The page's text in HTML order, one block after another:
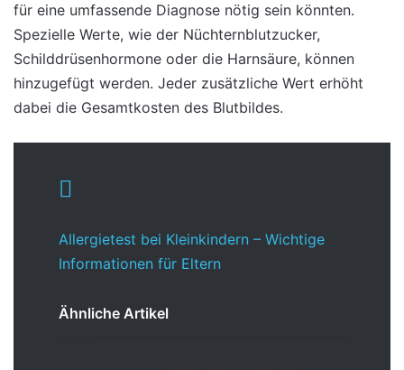
für eine umfassende Diagnose nötig sein könnten.
Spezielle Werte, wie der Nüchternblutzucker,
Schilddrüsenhormone oder die Harnsäure, können
hinzugefügt werden. Jeder zusätzliche Wert erhöht
dabei die Gesamtkosten des Blutbildes.
Allergietest bei Kleinkindern – Wichtige
Informationen für Eltern
Ähnliche Artikel